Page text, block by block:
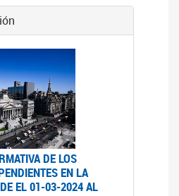
DE LOS
EN LA
EL 01-03-2024 AL